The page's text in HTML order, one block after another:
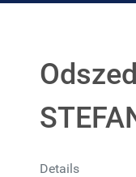
Details